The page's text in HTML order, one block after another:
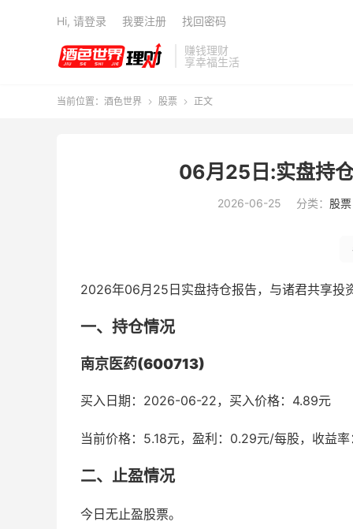
赚钱理财
享幸福生活
Hi, 请登录 我要注册 找回密码
当前位置： 酒色世界  股票  正文
06月25日:实盘持
2026-06-25 分类： 股票
2026年06月25日实盘持仓报告，与诸君共享投
一、持仓情况
南京医药(600713)
买入日期：2026-06-22，买入价格：4.89元
当前价格：5.18元，盈利：0.29元/每股，收益
二、止盈情况
今日无止盈股票。